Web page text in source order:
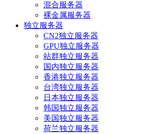
混合服务器
裸金属服务器
独立服务器
CN2独立服务器
GPU独立服务器
站群独立服务器
国内独立服务器
香港独立服务器
台湾独立服务器
日本独立服务器
韩国独立服务器
美国独立服务器
荷兰独立服务器